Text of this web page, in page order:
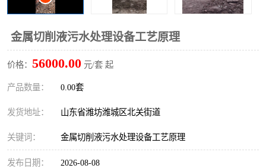
金属切削液污水处理设备工艺原理
价格： 56000.00 元/套 起
产品数量： 0.00套
发货地址： 山东省潍坊潍城区北关街道
关键词： 金属切削液污水处理设备工艺原理
发布日期： 2026-08-08
水处理设备
风电场变电站污水处理设
备
叠螺污泥脱水机
疾控中心一体化设备处理 一体化净北槽污水处理设
餐具消毒污水处理设备
塑料编织袋一体化污水处
理设备
养老院污水处理一体化设
整形医院污水处理设备